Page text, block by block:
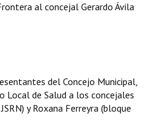
al concejal Gerardo Ávila
del Concejo Municipal,
Local de Salud a los concejales
y Roxana Ferreyra (bloque